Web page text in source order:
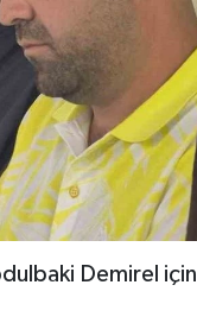
Demirel için